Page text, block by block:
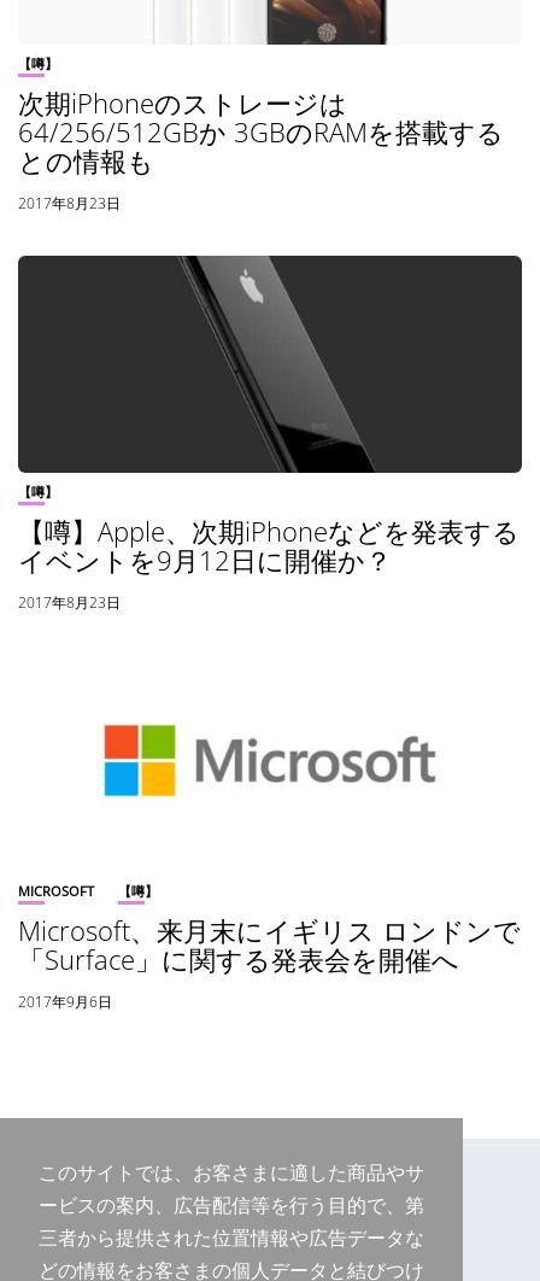
【噂】
次期iPhoneのストレージは
64/256/512GBか 3GBのRAMを搭載する
との情報も
2017年8月23日
【噂】
【噂】Apple、次期iPhoneなどを発表する
イベントを9月12日に開催か？
2017年8月23日
MICROSOFT 【噂】
Microsoft、来月末にイギリス ロンドンで
「Surface」に関する発表会を開催へ
2017年9月6日
このサイトでは、お客さまに適した商品やサ
ービスの案内、広告配信等を行う目的で、第
三者から提供された位置情報や広告データな
どの情報をお客さまの個人データと結びつけ